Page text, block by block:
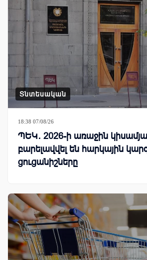
Տնտեսական
18:38 07/08/26
ՊԵԿ․ 2026-ի առաջին
բարելավվել են հարկային
ցուցանիշները